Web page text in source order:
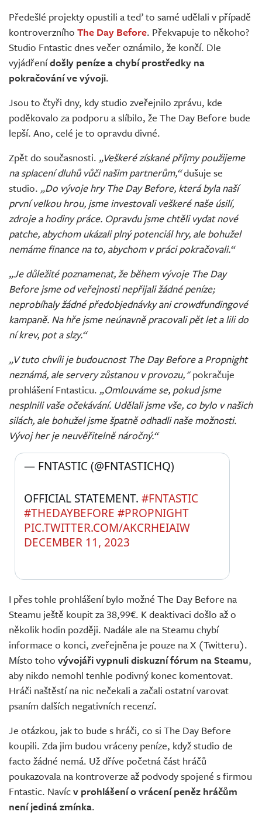
Živě
Předešlé projekty opustili a teď to samé udělali v případě
kontroverzního The Day Before. Překvapuje to někoho?
Studio Fntastic dnes večer oznámilo, že končí. Dle
vyjádřenídošly peníze a chybí prostředky na
pokračování ve vývoji.
Jsou to čtyři dny, kdy studio zveřejnilo zprávu, kde
poděkovalo za podporu a slíbilo, že The Day Before bude
lepší. Ano, celé je to opravdu divné.
Zpět do současnosti. „Veškeré získané příjmy použijeme
na splacení dluhů vůči našim partnerům,“dušuje se
studio. „Do vývoje hry The Day Before, která byla naší
první velkou hrou, jsme investovali veškeré naše úsilí,
zdroje a hodiny práce. Opravdu jsme chtěli vydat nové
patche, abychom ukázali plný potenciál hry, ale bohužel
nemáme finance na to, abychom v práci pokračovali.“
„Je důležité poznamenat, že během vývoje The Day
Before jsme od veřejnosti nepřijali žádné peníze;
neprobíhaly žádné předobjednávky ani crowdfundingové
kampaně. Na hře jsme neúnavně pracovali pět let a lili do
ní krev, pot a slzy.“
„V tuto chvíli je budoucnost The Day Before a Propnight
neznámá, ale servery zůstanou v provozu,"pokračuje
prohlášení Fntasticu. „Omlouváme se, pokud jsme
nesplnili vaše očekávání. Udělali jsme vše, co bylo v našich
silách, ale bohužel jsme špatně odhadli naše možnosti.
Vývoj her je neuvěřitelně náročný.“
OFFICIAL STATEMENT. #FNTASTIC
#THEDAYBEFORE #PROPNIGHT
PIC.TWITTER.COM/AKCRHEIAIW
— FNTASTIC (@FNTASTICHQ)
DECEMBER 11, 2023
I přes tohle prohlášení bylo možné The Day Before na
Steamu ještě koupit za 38,99€. K deaktivaci došlo až o
několik hodin později. Nadále ale na Steamu chybí
informace o konci, zveřejněna je pouze na X (Twitteru).
Místo toho vývojáři vypnuli diskuzní fórum na Steamu,
aby nikdo nemohl tenhle podivný konec komentovat.
Hráči naštěstí na nic nečekali a začali ostatní varovat
psaním dalších negativních recenzí.
Je otázkou, jak to bude s hráči, co si The Day Before
koupili. Zda jim budou vráceny peníze, když studio de
facto žádné nemá. Už dříve početná část hráčů
poukazovala na kontroverze až podvody spojené s firmou
Fntastic. Navícv prohlášení o vrácení peněz hráčům
není jediná zmínka.